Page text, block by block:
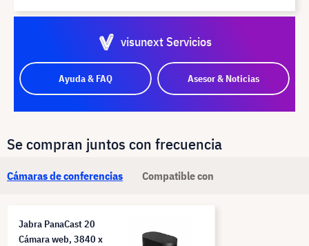
visunext Servicios
Ayuda & FAQ Asesor & Noticias
Se compran juntos con frecuencia
Cámaras de conferencias Compatible con
Jabra PanaCast 20
Cámara web, 3840 x